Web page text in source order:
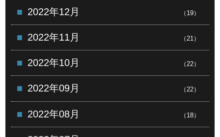
2022年12月 （19）
2022年11月 （21）
2022年10月 （22）
2022年09月 （22）
2022年08月 （18）